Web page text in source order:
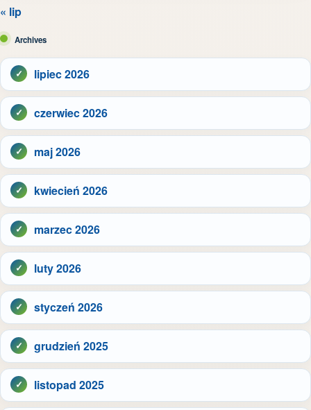
« lip
Archives
lipiec 2026
czerwiec 2026
maj 2026
kwiecień 2026
marzec 2026
luty 2026
styczeń 2026
grudzień 2025
listopad 2025